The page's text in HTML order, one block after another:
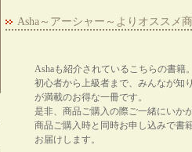
Asha～アーシャー～よりオススメ
Ashaも紹介されているこちらの書籍。
初心者から上級者まで、みんなが知
が満載のお得な一冊です。
是非、商品ご購入の際ご一緒にいか
商品ご購入時と同時お申し込みで書
お届けします。